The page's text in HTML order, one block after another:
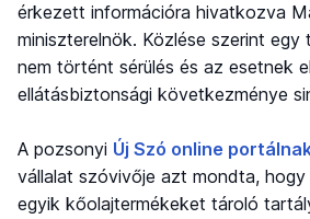
érkezett információra hivatkozva
miniszterelnök. Közlése szerint egy
nem történt sérülés és az esetnek
ellátásbiztonsági következménye
A pozsonyi Új Szó online
vállalat szóvivője azt mondta,
egyik kőolajtermékeket tároló